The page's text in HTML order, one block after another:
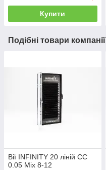
Купити
Подібні товари компанії
Вії INFINITY 20 ліній СС
0.05 Mix 8-12